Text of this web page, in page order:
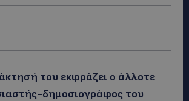
του εκφράζει ο άλλοτε
δημοσιογράφος του